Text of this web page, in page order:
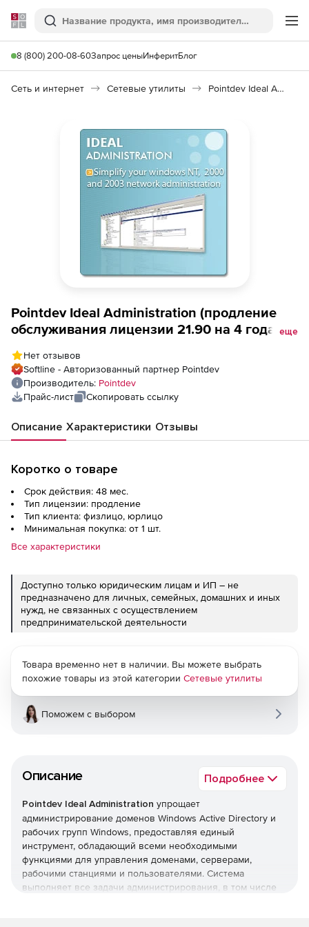
Softline
Поиск
8 (800) 200-08-60Запрос ценыИнферитБлог
Сеть и интернет Сетевые утилиты Pointdev Ideal Administration
Pointdev Ideal Administration (продление
обслуживания лицензии 21.90 на 4 года), 5
еще
Нет отзывов
Softline - Авторизованный партнер Pointdev
Производитель: Pointdev
Прайс-лист
Скопировать ссылку
Описание Характеристики Отзывы
Коротко о товаре
Срок действия: 48 мес.
Тип лицензии: продление
Тип клиента: физлицо, юрлицо
Минимальная покупка: от 1 шт.
Все характеристики
Доступно только юридическим лицам и ИП – не
предназначено для личных, семейных, домашних и иных
нужд, не связанных с осуществлением
предпринимательской деятельности
Описание Подробнее
Pointdev Ideal Administration упрощает
администрирование доменов Windows Active Directory и
рабочих групп Windows, предоставляя единый
инструмент, обладающий всеми необходимыми
функциями для управления доменами, серверами,
рабочими станциями и пользователями. Система
выполняет все задачи администрирования, в том числе
Товара временно нет в наличии. Вы можете выбрать
похожие товары из этой категории Сетевые утилиты
Поможем с выбором